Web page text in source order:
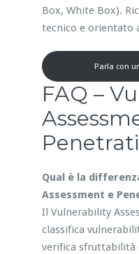
Box, White Box).
tecnico e orientato
Parla con
FAQ –
Qual è la
Assessment e
Il Vulnerability
classifica
verifica sfruttabilità